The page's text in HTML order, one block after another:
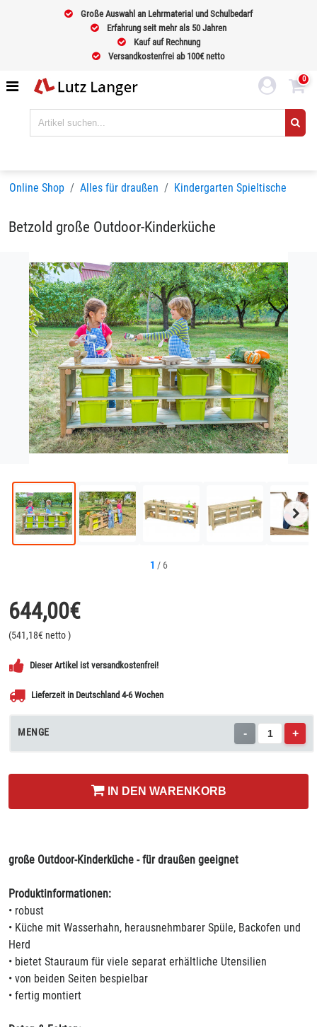
Große Auswahl an Lehrmaterial und Schulbedarf
Erfahrung seit mehr als 50 Jahren
Kauf auf Rechnung
Versandkostenfrei ab 100€ netto
0
Online Shop Alles für draußen Kindergarten Spieltische
Betzold große Outdoor-Kinderküche
Bild
1 / 6
644,00€
(541,18€ netto)
Dieser Artikel ist versandkostenfrei!
Lieferzeit in Deutschland 4-6 Wochen
MENGE - +
IN DEN WARENKORB
große Outdoor-Kinderküche - für draußen geeignet
Produktinformationen:
• robust
• Küche mit Wasserhahn, herausnehmbarer Spüle, Backofen und
Herd
• bietet Stauraum für viele separat erhältliche Utensilien
• von beiden Seiten bespielbar
• fertig montiert